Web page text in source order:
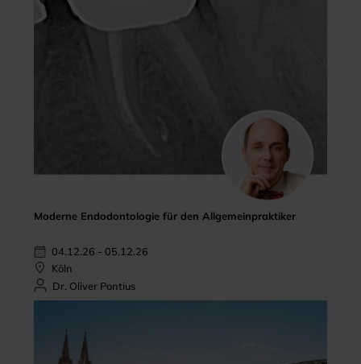
Moderne Endodontologie für den Allgemeinpraktiker
04.12.26 - 05.12.26
Köln
Dr. Oliver Pontius